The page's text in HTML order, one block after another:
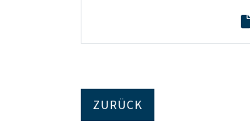
ZURÜCK